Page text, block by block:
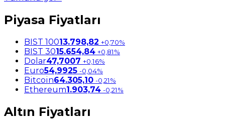
Piyasa Fiyatları
BIST 10013.798,82 +0,70%
BIST 3015.654,84 +0,81%
Dolar47,7007 +0,16%
Euro54,9925 -0,04%
Bitcoin64.305,10 -0,21%
Ethereum1.903,74 -0,21%
Altın Fiyatları